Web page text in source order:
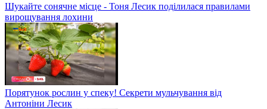
Шукайте сонячне місце - Тоня Лесик поділилася правилами
вирощування лохини
Порятунок рослин у спеку! Секрети мульчування від
Антоніни Лесик